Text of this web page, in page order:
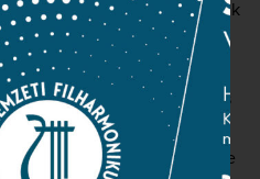
nem méltatják
de festői környezetben,
központjában,
Josef Rheinberger. Hatalmas
az idők során, Brahmsszal
század derekán művészete